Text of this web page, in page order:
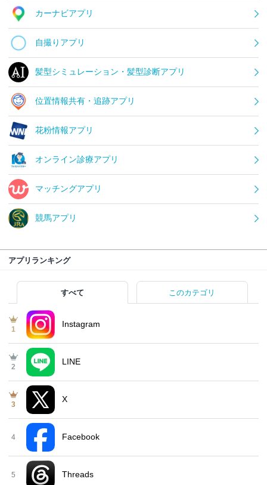
カーナビアプリ
自撮りアプリ
髪型シミュレーション・髪型診断アプリ
位置情報共有・追跡アプリ
花粉情報アプリ
オンライン診療アプリ
マッチングアプリ
競馬アプリ
アプリランキング
すべて このカテゴリ
1
Instagram
2
LINE
3
X
4 Facebook
5 Threads